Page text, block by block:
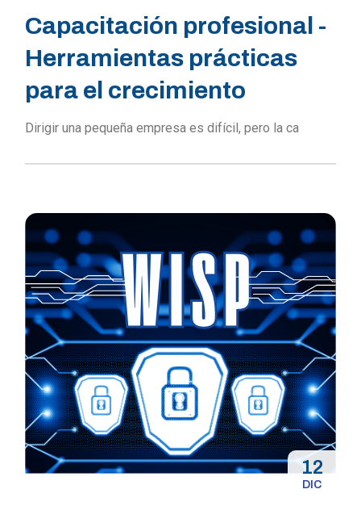
Capacitación profesional -
Herramientas prácticas
para el crecimiento
Dirigir una pequeña empresa es difícil, pero la ca
12
DIC